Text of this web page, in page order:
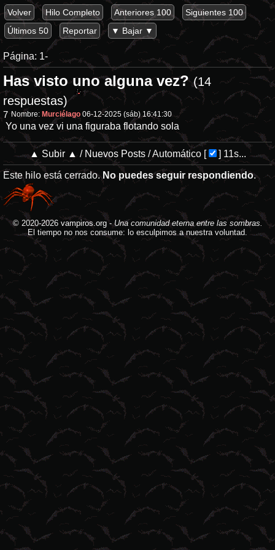
Volver Hilo Completo Anteriores 100
Siguientes 100
Últimos 50
Reportar ▼ Bajar ▼
Página: 1-
Has visto uno alguna vez?(14
respuestas)
7 Nombre: Murciélago 06-12-2025 (sáb) 16:41:30
Yo una vez vi una figuraba flotando sola
▲ Subir ▲ / Nuevos Posts/Automático[ ] 11s...
Este hilo está cerrado. No puedes seguir respondiendo.
© 2020-2026 vampiros.org-Una comunidad eterna entre las sombras.
El tiempo no nos consume: lo esculpimos a nuestra voluntad.